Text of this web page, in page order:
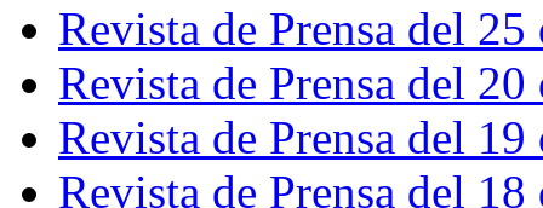
Revista de Prensa del
Revista de Prensa del
Revista de Prensa del
Revista de Prensa del